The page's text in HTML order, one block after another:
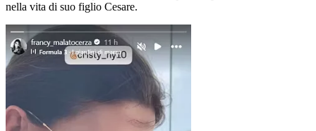
nella vita di suo figlio Cesare.